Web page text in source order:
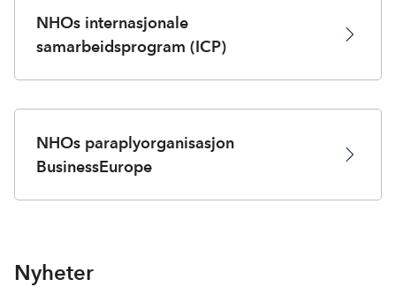
NHOs internasjonale
samarbeidsprogram (ICP)
NHOs paraplyorganisasjon
BusinessEurope
Nyheter